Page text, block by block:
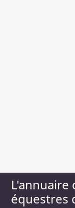
L'annuaire
équestres